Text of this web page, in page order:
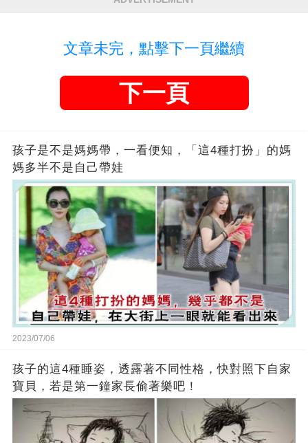
文章未完，點擊下一頁繼續
下一頁
孩子是不是媽媽帶，一看便知，「這4種打扮」的媽
媽多半不是自己帶娃
2023/07/06
孩子的這4種睡姿，透露著不同性格，快對照下自家
寶貝，若是第一鐘家長偷著樂吧！